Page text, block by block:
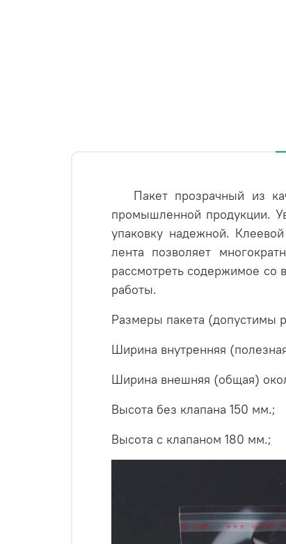
Пакет прозрачный из
промышленной продукции.
упаковку надежной.
лента позволяет
рассмотреть содержимое со
работы.
Размеры пакета (допустимы
Ширина внутренняя
Ширина внешняя (общая)
Высота без клапана 150 мм.;
Высота с клапаном 180 мм.;